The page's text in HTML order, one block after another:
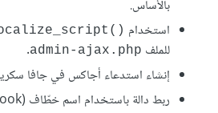
بالأساس.
استخدام ()
للملف admin-ajax.php
.
إنشاء استدعاء أجاكس في جافا
ربط دالة باستخدام اسم خطّاف (hook) مناسب.